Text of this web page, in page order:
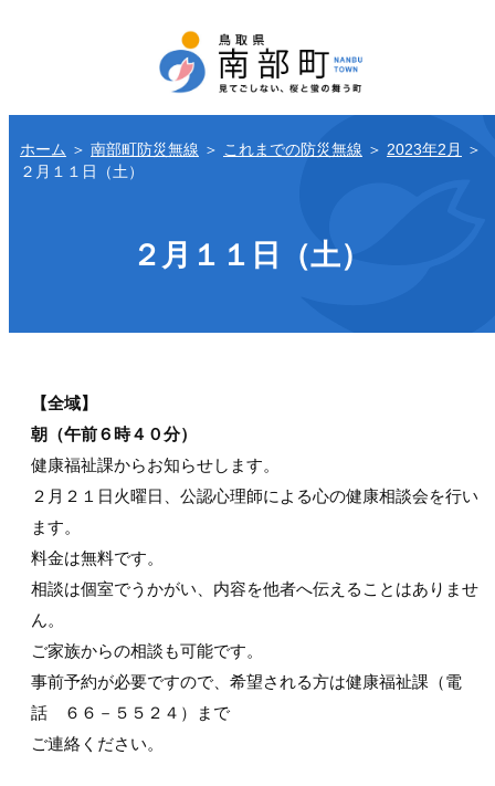
ホーム ＞ 南部町防災無線 ＞ これまでの防災無線 ＞ 2023年2月
＞
２月１１日（土）
２月１１日（土）
【全域】
朝（午前６時４０分）
健康福祉課からお知らせします。
２月２１日火曜日、公認心理師による心の健康相談会を行い
ます。
料金は無料です。
相談は個室でうかがい、内容を他者へ伝えることはありませ
ん。
ご家族からの相談も可能です。
事前予約が必要ですので、希望される方は健康福祉課（電
話 ６６－５５２４）まで
ご連絡ください。